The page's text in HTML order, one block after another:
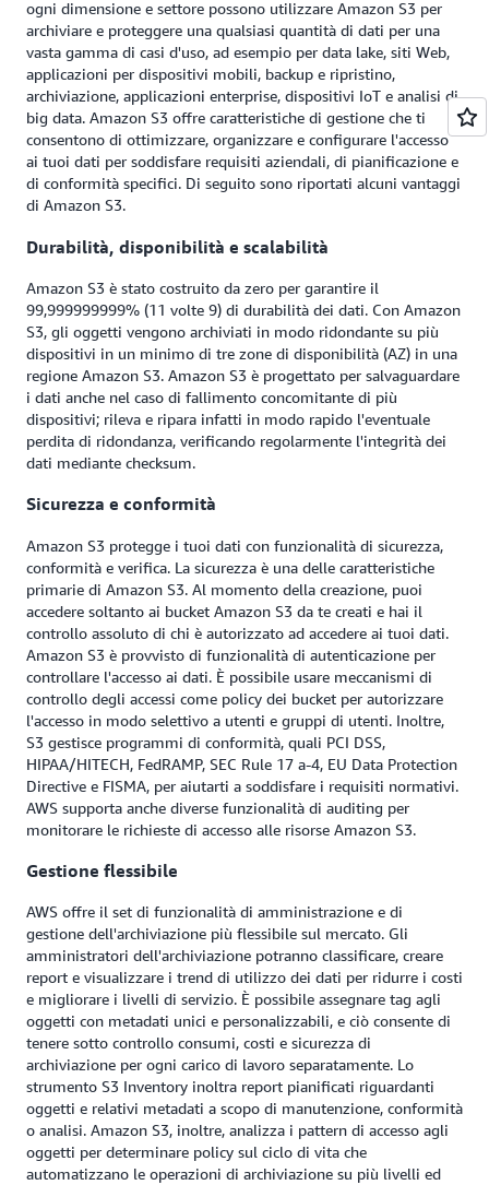
ogni dimensione e settore possono utilizzare Amazon S3 per
archiviare e proteggere una qualsiasi quantità di dati per una
vasta gamma di casi d'uso, ad esempio per data lake, siti Web,
applicazioni per dispositivi mobili, backup e ripristino,
archiviazione, applicazioni enterprise, dispositivi IoT e analisi di
big data. Amazon S3 offre caratteristiche di gestione che ti
consentono di ottimizzare, organizzare e configurare l'accesso
ai tuoi dati per soddisfare requisiti aziendali, di pianificazione e
di conformità specifici. Di seguito sono riportati alcuni vantaggi
di Amazon S3.
Durabilità, disponibilità e scalabilità
Amazon S3 è stato costruito da zero per garantire il
99,999999999% (11 volte 9) di durabilità dei dati. Con Amazon
S3, gli oggetti vengono archiviati in modo ridondante su più
dispositivi in un minimo di tre zone di disponibilità (AZ) in una
regione Amazon S3. Amazon S3 è progettato per salvaguardare
i dati anche nel caso di fallimento concomitante di più
dispositivi; rileva e ripara infatti in modo rapido l'eventuale
perdita di ridondanza, verificando regolarmente l'integrità dei
dati mediante checksum.
Sicurezza e conformità
Amazon S3 protegge i tuoi dati con funzionalità di sicurezza,
conformità e verifica. La sicurezza è una delle caratteristiche
primarie di Amazon S3. Al momento della creazione, puoi
accedere soltanto ai bucket Amazon S3 da te creati e hai il
controllo assoluto di chi è autorizzato ad accedere ai tuoi dati.
Amazon S3 è provvisto di funzionalità di autenticazione per
controllare l'accesso ai dati. È possibile usare meccanismi di
controllo degli accessi come policy dei bucket per autorizzare
l'accesso in modo selettivo a utenti e gruppi di utenti. Inoltre,
S3 gestisce programmi di conformità, quali PCI DSS,
HIPAA/HITECH, FedRAMP, SEC Rule 17 a-4, EU Data Protection
Directive e FISMA, per aiutarti a soddisfare i requisiti normativi.
AWS supporta anche diverse funzionalità di auditing per
monitorare le richieste di accesso alle risorse Amazon S3.
Gestione flessibile
AWS offre il set di funzionalità di amministrazione e di
gestione dell'archiviazione più flessibile sul mercato. Gli
amministratori dell'archiviazione potranno classificare, creare
report e visualizzare i trend di utilizzo dei dati per ridurre i costi
e migliorare i livelli di servizio. È possibile assegnare tag agli
oggetti con metadati unici e personalizzabili, e ciò consente di
tenere sotto controllo consumi, costi e sicurezza di
archiviazione per ogni carico di lavoro separatamente. Lo
strumento S3 Inventory inoltra report pianificati riguardanti
oggetti e relativi metadati a scopo di manutenzione, conformità
o analisi. Amazon S3, inoltre, analizza i pattern di accesso agli
oggetti per determinare policy sul ciclo di vita che
automatizzano le operazioni di archiviazione su più livelli ed